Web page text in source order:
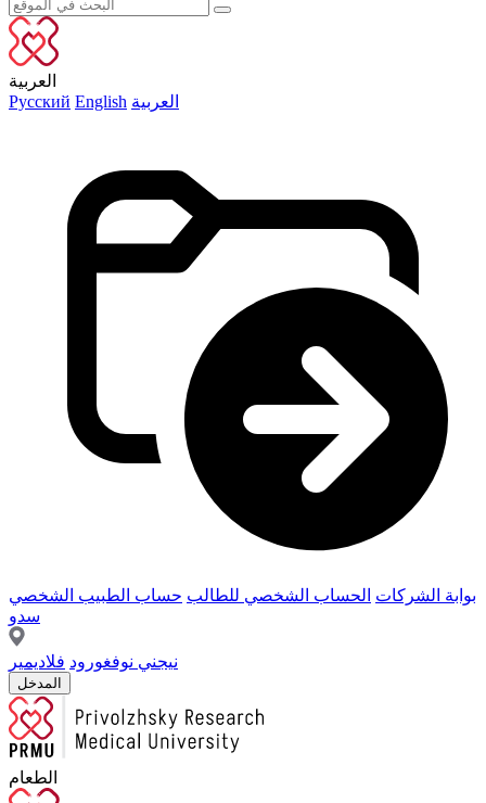
العربية
Русский English العربية
بوابة الشركات الحساب الشخصي للطالب حساب الطبيب الشخصي
سدو
نيجني نوفغورود فلاديمير
المدخل
الطعام